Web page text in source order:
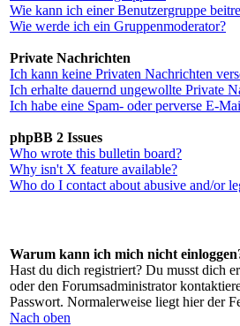
Wie kann ich einer Benutzergruppe
Wie werde ich ein Gruppenmoderator?
Private Nachrichten
Ich kann keine Privaten Nachrichten
Ich erhalte dauernd ungewollte Private
Ich habe eine Spam- oder perverse E-
phpBB 2 Issues
Who wrote this bulletin board?
Why isn't X feature available?
Who do I contact about abusive and/or
Warum kann ich mich nicht
Hast du dich registriert? Du musst dich
oder den Forumsadministrator
Passwort. Normalerweise liegt hier der
Nach oben